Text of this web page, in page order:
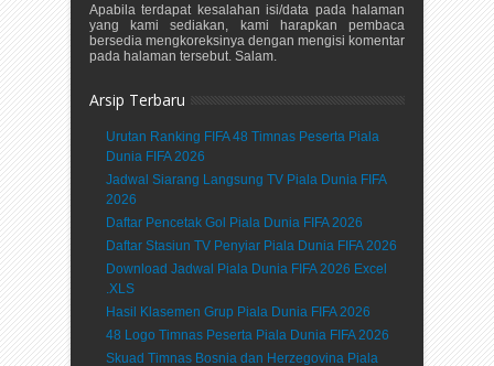
Apabila terdapat kesalahan isi/data pada halaman
yang kami sediakan, kami harapkan pembaca
bersedia mengkoreksinya dengan mengisi komentar
pada halaman tersebut. Salam.
Arsip Terbaru
Urutan Ranking FIFA 48 Timnas Peserta Piala
Dunia FIFA 2026
Jadwal Siarang Langsung TV Piala Dunia FIFA
2026
Daftar Pencetak Gol Piala Dunia FIFA 2026
Daftar Stasiun TV Penyiar Piala Dunia FIFA 2026
Download Jadwal Piala Dunia FIFA 2026 Excel
.XLS
Hasil Klasemen Grup Piala Dunia FIFA 2026
48 Logo Timnas Peserta Piala Dunia FIFA 2026
Skuad Timnas Bosnia dan Herzegovina Piala